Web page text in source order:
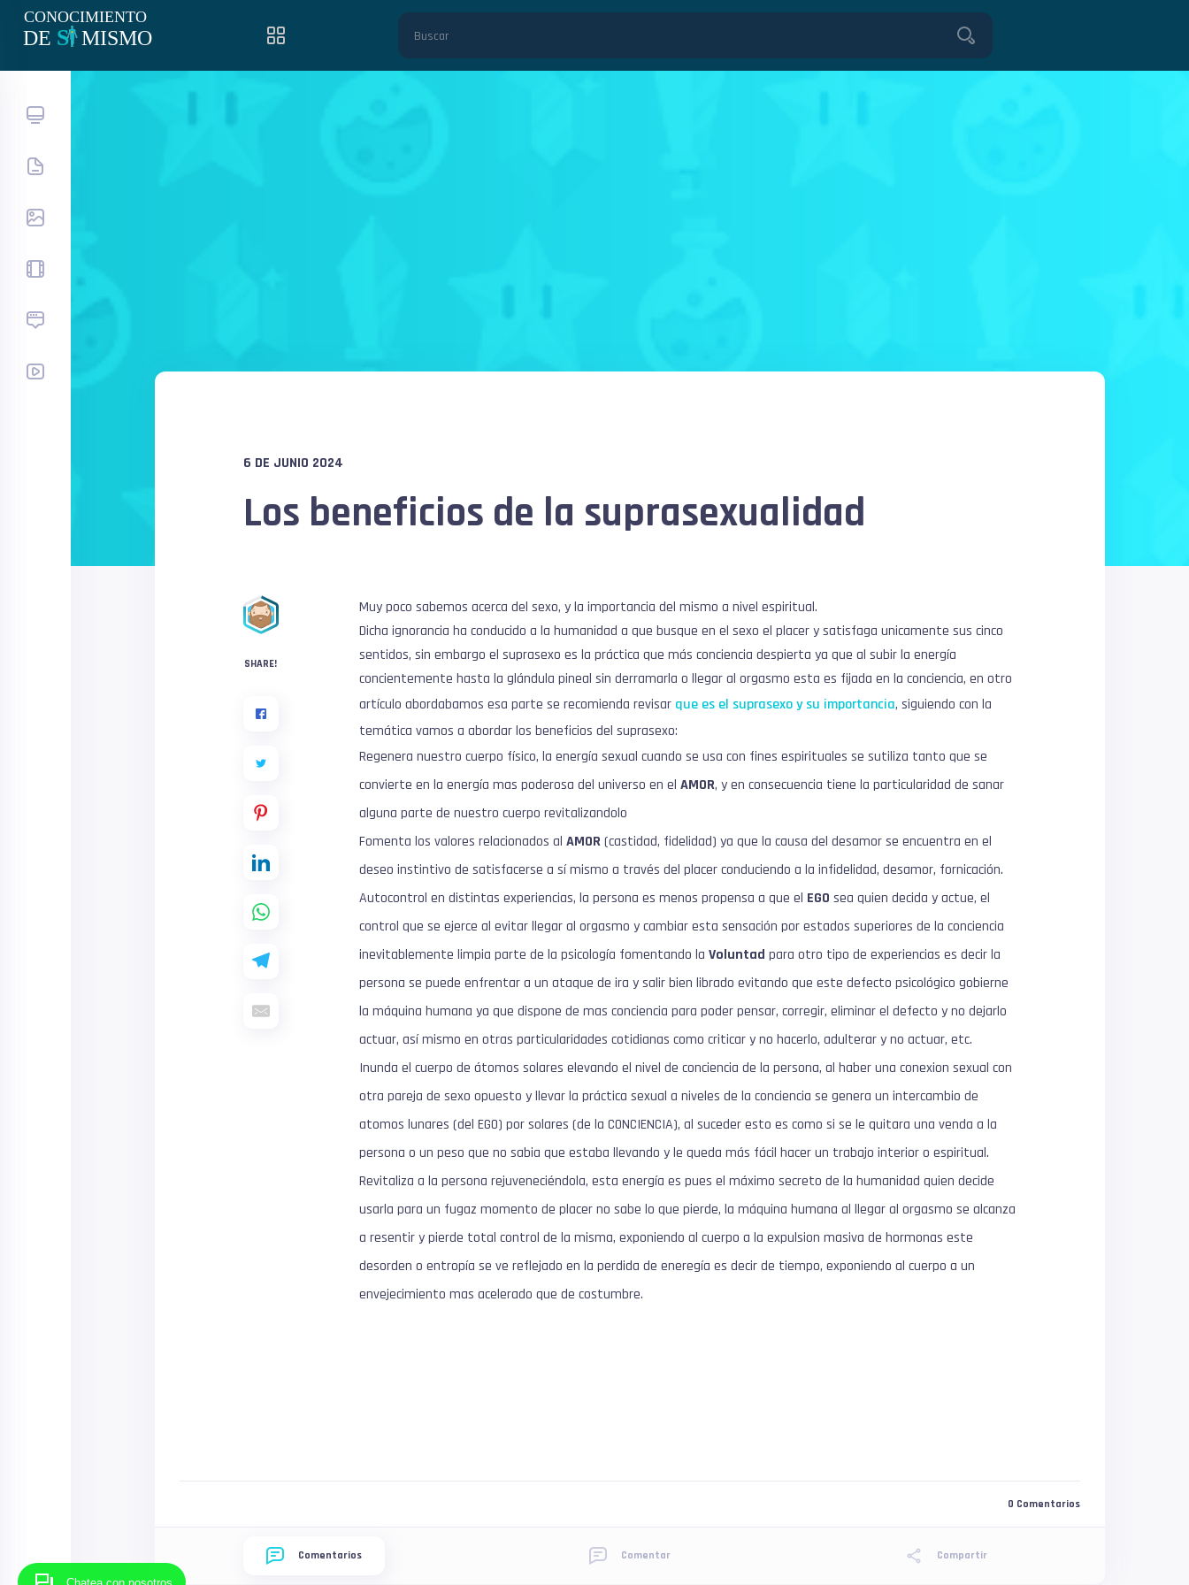
Chatea con nosotros
6 DE JUNIO 2024
Los beneficios de la suprasexualidad
SHARE!
Muy poco sabemos acerca del sexo, y la importancia del mismo a nivel espiritual.
Dicha ignorancia ha conducido a la humanidad a que busque en el sexo el placer y satisfaga unicamente sus cinco
sentidos, sin embargo el suprasexo es la práctica que más conciencia despierta ya que al subir la energía
concientemente hasta la glándula pineal sin derramarla o llegar al orgasmo esta es fijada en la conciencia, en otro
artículo abordabamos esa parte se recomienda revisar que es el suprasexo y su importancia, siguiendo con la
temática vamos a abordar los beneficios del suprasexo:
Regenera nuestro cuerpo físico, la energía sexual cuando se usa con fines espirituales se sutiliza tanto que se
convierte en la energía mas poderosa del universo en el AMOR, y en consecuencia tiene la particularidad de sanar
alguna parte de nuestro cuerpo revitalizandolo
Fomenta los valores relacionados al AMOR(castidad, fidelidad) ya que la causa del desamor se encuentra en el
deseo instintivo de satisfacerse a sí mismo a través del placer conduciendo a la infidelidad, desamor, fornicación.
Autocontrol en distintas experiencias, la persona es menos propensa a que el EGO sea quien decida y actue, el
control que se ejerce al evitar llegar al orgasmo y cambiar esta sensación por estados superiores de la conciencia
inevitablemente limpia parte de la psicología fomentando la Voluntad para otro tipo de experiencias es decir la
persona se puede enfrentar a un ataque de ira y salir bien librado evitando que este defecto psicológico gobierne
la máquina humana ya que dispone de mas conciencia para poder pensar, corregir, eliminar el defecto y no dejarlo
actuar, así mismo en otras particularidades cotidianas como criticar y no hacerlo, adulterar y no actuar, etc.
Inunda el cuerpo de átomos solares elevando el nivel de conciencia de la persona, al haber una conexion sexual con
otra pareja de sexo opuesto y llevar la práctica sexual a niveles de la conciencia se genera un intercambio de
atomos lunares (del EGO) por solares (de la CONCIENCIA), al suceder esto es como si se le quitara una venda a la
persona o un peso que no sabia que estaba llevando y le queda más fácil hacer un trabajo interior o espiritual.
Revitaliza a la persona rejuveneciéndola, esta energía es pues el máximo secreto de la humanidad quien decide
usarla para un fugaz momento de placer no sabe lo que pierde, la máquina humana al llegar al orgasmo se alcanza
a resentir y pierde total control de la misma, exponiendo al cuerpo a la expulsion masiva de hormonas este
desorden o entropía se ve reflejado en la perdida de eneregía es decir de tiempo, exponiendo al cuerpo a un
envejecimiento mas acelerado que de costumbre.
0 Comentarios
Comentarios Comentar Compartir